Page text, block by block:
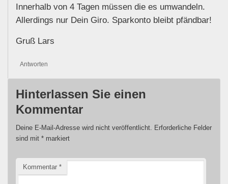
Innerhalb von 4 Tagen müssen die es umwandeln.
Allerdings nur Dein Giro. Sparkonto bleibt pfändbar!
Gruß Lars
Antworten
Hinterlassen Sie einen
Kommentar
Deine E-Mail-Adresse wird nicht veröffentlicht. Erforderliche Felder
sind mit * markiert
Kommentar *